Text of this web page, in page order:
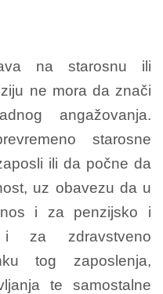
na starosnu ili
ne mora da znači
angažovanja.
starosne
ili da počne da
uz obavezu da u
i za penzijsko i
i za zdravstveno
tog zaposlenja,
te samostalne